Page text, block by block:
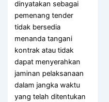
dinyatakan sebagai
pemenang tender
tidak bersedia
menanda tangani
kontrak atau tidak
dapat menyerahkan
jaminan pelaksanaan
dalam jangka waktu
yang telah ditentukan